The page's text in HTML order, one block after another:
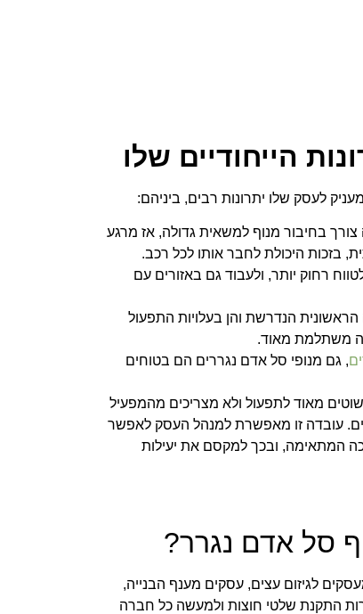
הייחודיים שלו
לעסק שלו יתרונות רבים, ביניהם:
צורך בחיבור מנוף למשאית גדולה, אז מרגע
בזכות היכולת לחבר אותו לכל רכב.
רחוק יותר, ולעבוד גם באזורים עם
הנדרשת והן בעלויות התפעול
משתלמת מאוד.
, גם מנופי סל אדם נגררים הם בטוחים
מאוד לתפעול ולא מצריכים מהמפעיל
עובדה זו מאפשרת למנהל העסק לאפשר
המתאימה, ובכך למקסם את יעילות
סל אדם נגרר?
לגיזום עצים, עסקים מענף הבנייה,
התקנת שלטי חוצות ולמעשה כל חברה